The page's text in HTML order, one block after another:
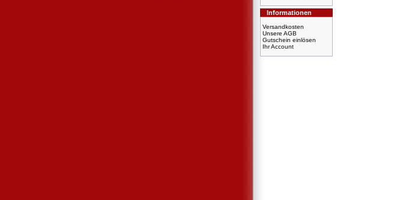
Informationen
Versandkosten
Unsere AGB
Gutschein einlösen
Ihr Account